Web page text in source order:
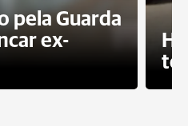
pela Guarda
ex-